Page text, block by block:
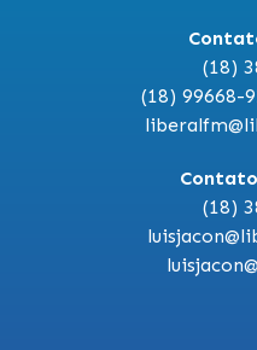
(18)
(18) 99668-
(18)